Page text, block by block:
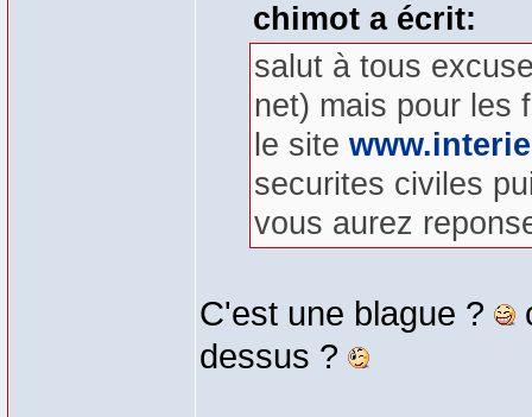
chimot a écrit:
salut à tous
net) mais pour les
le site
securites civiles
vous aurez
C'est une blague ?
dessus ?